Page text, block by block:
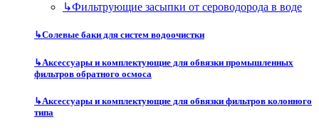
↳Фильтрующие засыпки от сероводорода в воде
↳Солевые баки для систем водоочистки
↳Аксессуары и комплектующие для обвязки промышленных
фильтров обратного осмоса
↳Аксессуары и комплектующие для обвязки фильтров колонного
типа